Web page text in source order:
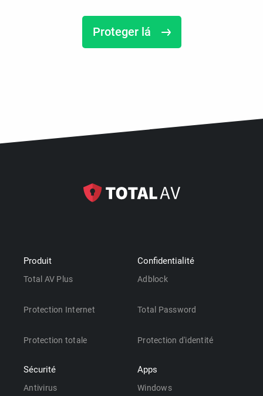
Proteger lá
Produit
Total AV Plus
Protection Internet
Protection totale
Sécurité
Antivirus
Confidentialité
Adblock
Total Password
Protection d'identité
Apps
Windows